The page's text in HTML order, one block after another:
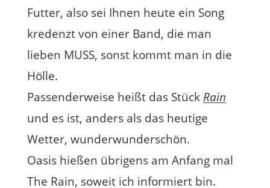
Futter, also sei Ihnen heute ein Song
kredenzt von einer Band, die man
lieben MUSS, sonst kommt man in die
Hölle.
Passenderweise heißt das Stück Rain
und es ist, anders als das heutige
Wetter, wunderwunderschön.
Oasis hießen übrigens am Anfang mal
The Rain, soweit ich informiert bin.